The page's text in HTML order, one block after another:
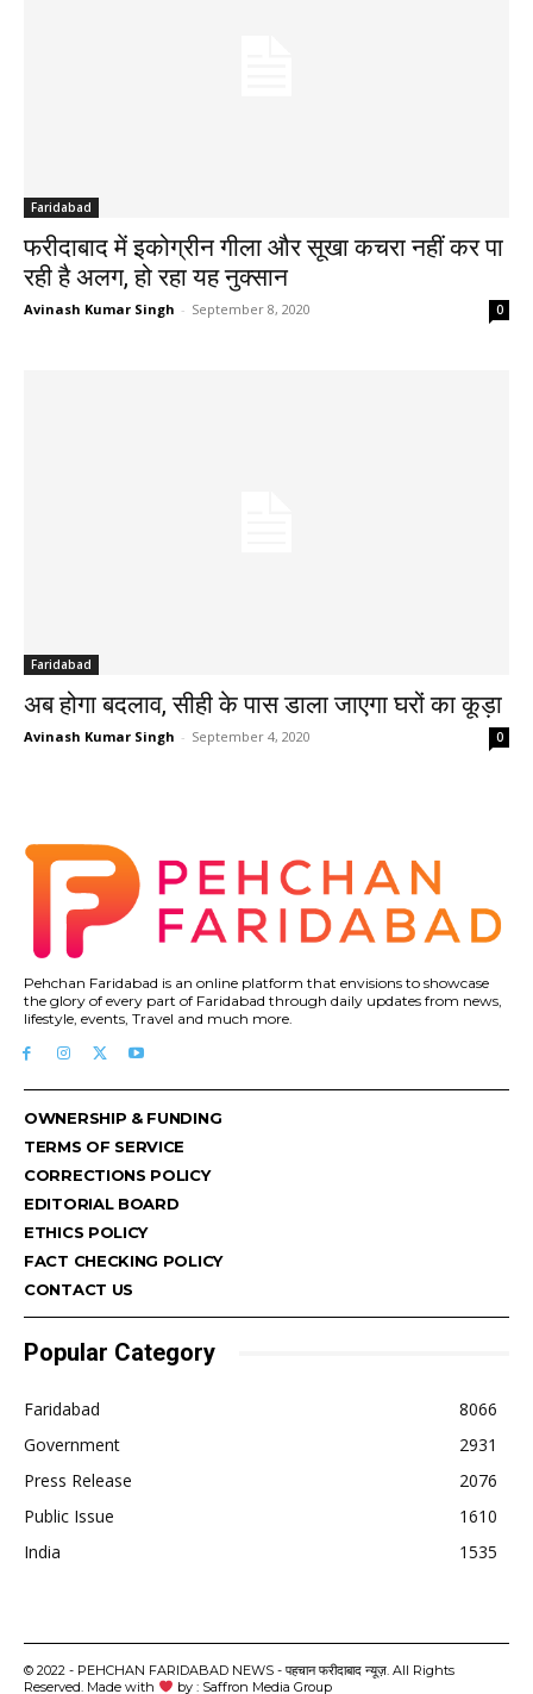
Faridabad
फरीदाबाद में इकोग्रीन गीला और सूखा कचरा नहीं कर पा
रही है अलग, हो रहा यह नुक्सान
Avinash Kumar Singh - September 8, 2020 0
Faridabad
अब होगा बदलाव, सीही के पास डाला जाएगा घरों का कूड़ा
Avinash Kumar Singh - September 4, 2020 0
Pehchan Faridabad is an online platform that envisions to showcase
the glory of every part of Faridabad through daily updates from news,
lifestyle, events, Travel and much more.
OWNERSHIP & FUNDING
TERMS OF SERVICE
CORRECTIONS POLICY
EDITORIAL BOARD
ETHICS POLICY
FACT CHECKING POLICY
CONTACT US
Popular Category
Faridabad
8066
Government
2931
Press Release
2076
Public Issue
1610
India
1535
© 2022 - PEHCHAN FARIDABAD NEWS - पहचान फरीदाबाद न्यूज़. All Rights
Reserved. Made with
by : Saffron Media Group